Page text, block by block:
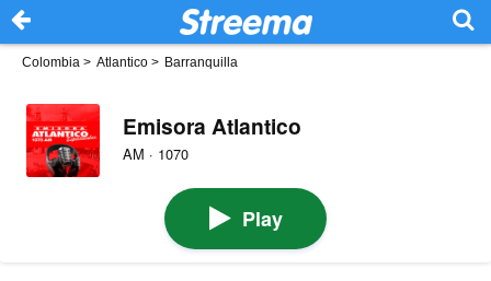
Colombia > Atlantico > Barranquilla
Emisora Atlantico
AM · 1070
Play